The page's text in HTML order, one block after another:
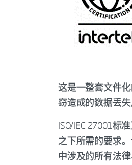
这是一整套文件
窃造成的数据丢失
ISO/IEC 27001标
之下所需的要求
中涉及的所有法